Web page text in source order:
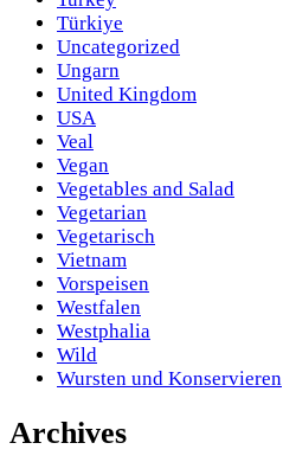
Türkiye
Uncategorized
Ungarn
United Kingdom
USA
Veal
Vegan
Vegetables and Salad
Vegetarian
Vegetarisch
Vietnam
Vorspeisen
Westfalen
Westphalia
Wild
Wursten und Konservieren
Archives